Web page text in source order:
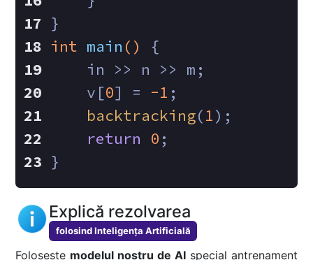
}
int main ()
{
    in >> n >> m;
    v[
0] = -1 ;
backtracking(1);
return
0 ;
}
Explică rezolvarea
folosind Inteligența Artificială
Folosește modelul nostru de AIspecial antrenament